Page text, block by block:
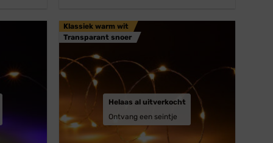
Klassiek warm wit
Transparant snoer
Helaas al uitverkocht
Ontvang een seintje